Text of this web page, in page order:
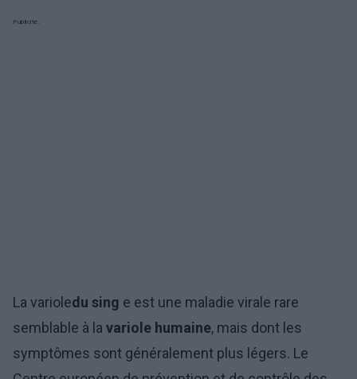
Publicité:
La varioledu sing e est une maladie virale rare
semblable à la variole humaine, mais dont les
symptômes sont généralement plus légers. Le